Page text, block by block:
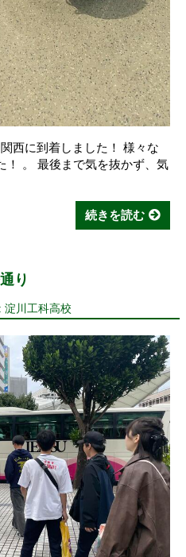
西に到着しました！ 様々な
！ 。 最後まで気を抜かず、気
続きを読む
り
淀川工科高校